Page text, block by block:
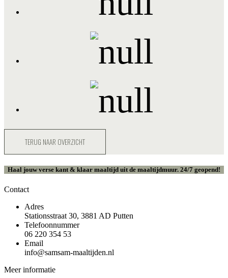
TERUG NAAR OVERZICHT
Haal jouw verse kant & klaar maaltijd uit de maaltijdmuur. 24/7 geopend!
Contact
Adres
Stationsstraat 30, 3881 AD Putten
Telefoonnummer
06 220 354 53
Email
info@samsam-maaltijden.nl
Meer informatie